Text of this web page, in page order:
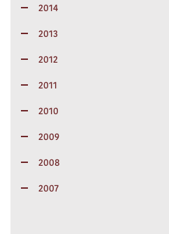
2014
2013
2012
2011
2010
2009
2008
2007